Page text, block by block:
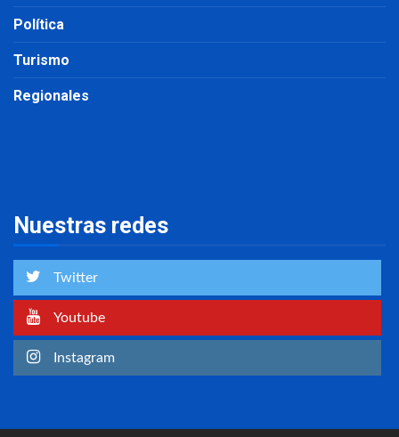
Política
Turismo
Regionales
Nuestras redes
Twitter
Youtube
Instagram